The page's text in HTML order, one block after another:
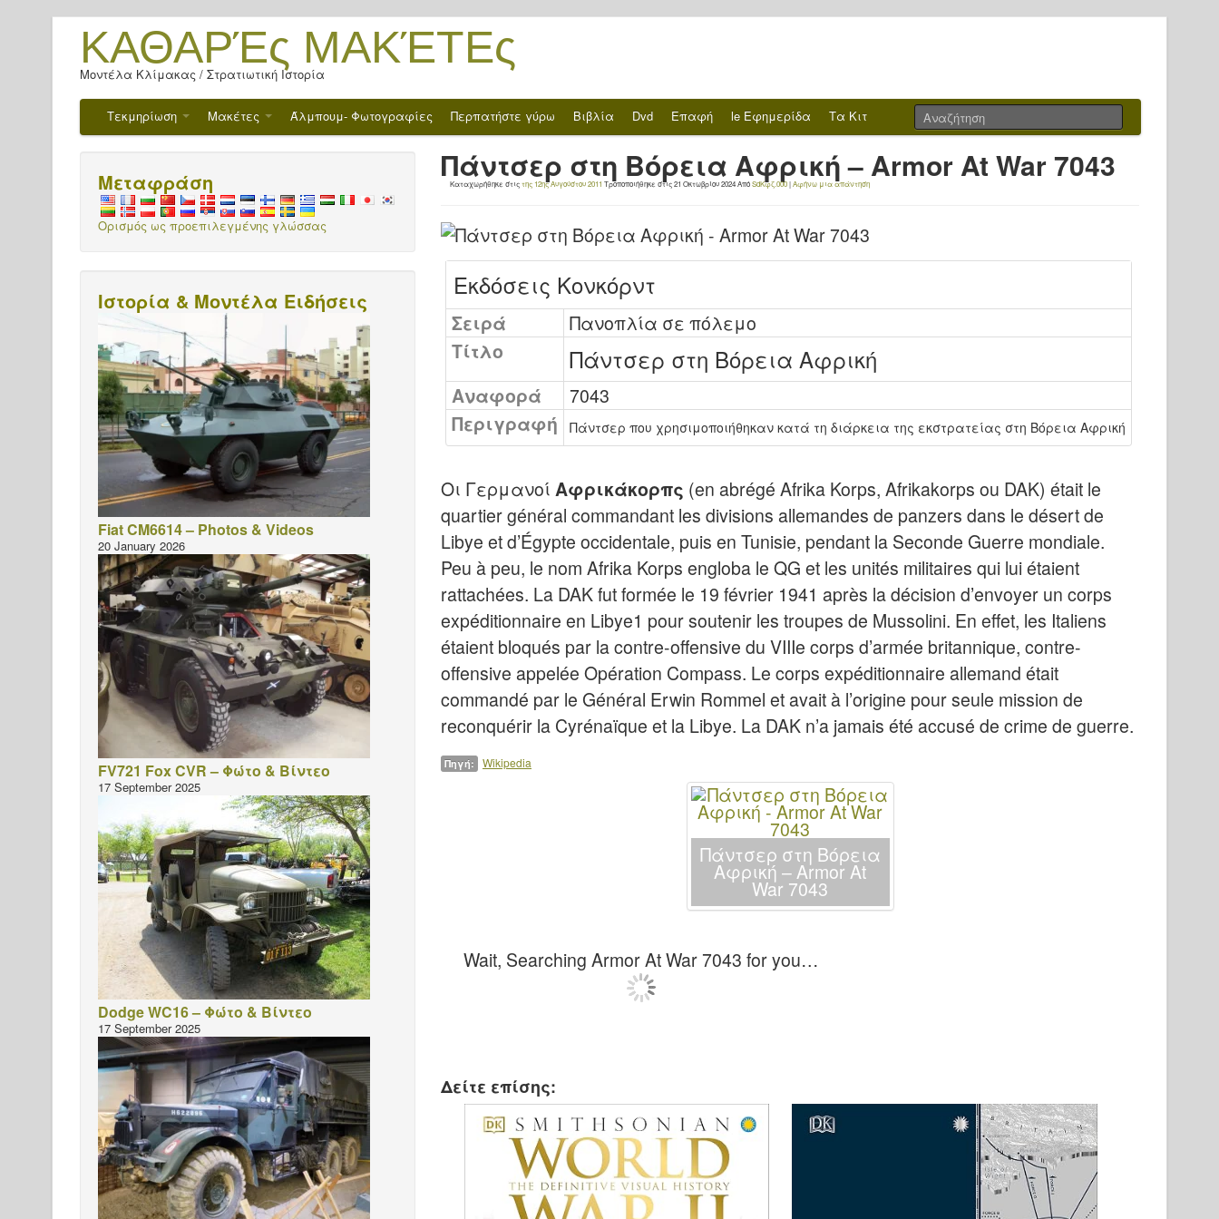
ΚΑΘΑΡΈς ΜΑΚΈΤΕς
Μοντέλα Κλίμακας / Στρατιωτική Ιστορία
Τεκμηρίωση Μακέτες Άλμπουμ- Φωτογραφίες Περπατήστε γύρω Βιβλία Dvd Επαφή le Εφημερίδα Τα Κιτ
Πάντσερ στη Βόρεια Αφρική – Armor At War 7043
Καταχωρήθηκε στιςτης 12ης Αυγούστου 2011 Τροποποιήθηκε στις21 Οκτωβρίου 2024ΑπόSdΚφζ.000|Αφήνω μια απάντηση
Εκδόσεις Κονκόρντ
Σειρά
Πανοπλία σε πόλεμο
Τίτλο
Πάντσερ στη Βόρεια Αφρική
Αναφορά
7043
Περιγραφή
Πάντσερ που χρησιμοποιήθηκαν κατά τη διάρκεια της εκστρατείας στη Βόρεια Αφρική
Οι Γερμανοί Αφρικάκορπς (en abrégé Afrika Korps, Afrikakorps ou DAK) était le
quartier général commandant les divisions allemandes de panzers dans le désert de
Libye et d’Égypte occidentale, puis en Tunisie, pendant la Seconde Guerre mondiale.
Peu à peu, le nom Afrika Korps engloba le QG et les unités militaires qui lui étaient
rattachées. La DAK fut formée le 19 février 1941 après la décision d’envoyer un corps
expéditionnaire en Libye1 pour soutenir les troupes de Mussolini. En effet, les Italiens
étaient bloqués par la contre-offensive du VIIIe corps d’armée britannique, contre-
offensive appelée Opération Compass. Le corps expéditionnaire allemand était
commandé par le Général Erwin Rommel et avait à l’origine pour seule mission de
reconquérir la Cyrénaïque et la Libye. La DAK n’a jamais été accusé de crime de guerre.
Πηγή: Wikipedia
Πάντσερ στη Βόρεια
Αφρική – Armor At
War 7043
Wait, Searching Armor At War 7043 for you…
Δείτε επίσης:
Μεταφράση
Ορισμός ως προεπιλεγμένης γλώσσας
Ιστορία & Μοντέλα Ειδήσεις
Fiat CM6614 – Photos & Videos
20 January 2026
FV721 Fox CVR – Φώτο & Βίντεο
17 September 2025
Dodge WC16 – Φώτο & Βίντεο
17 September 2025